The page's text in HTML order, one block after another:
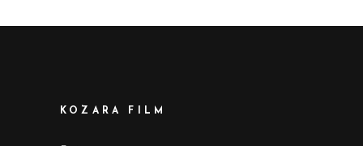
KOZARA FILM